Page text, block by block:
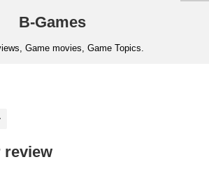
B-Games
Game movies, Game Topics.
review